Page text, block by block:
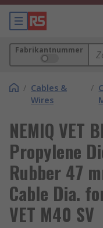
Fabrikantnummer
/ Cables &
Wires
/
NEMIQ VET
Propylene
Rubber 47
Cable Dia.
VET M40 SV